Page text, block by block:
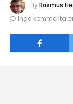
ByRasmus
Inga kommentarer